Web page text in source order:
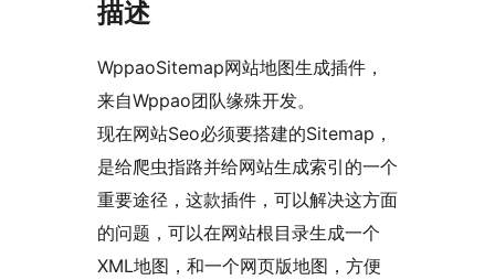
描述
WppaoSitemap网站地图生成插件，
来自Wppao团队缘殊开发。
现在网站Seo必须要搭建的Sitemap，
是给爬虫指路并给网站生成索引的一个
重要途径，这款插件，可以解决这方面
的问题，可以在网站根目录生成一个
XML地图，和一个网页版地图，方便